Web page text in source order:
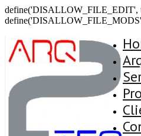
define('DISALLOW_FILE_EDIT',